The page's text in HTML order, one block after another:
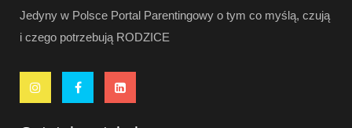
Jedyny w Polsce Portal Parentingowy o tym co myślą, czują
i czego potrzebują RODZICE